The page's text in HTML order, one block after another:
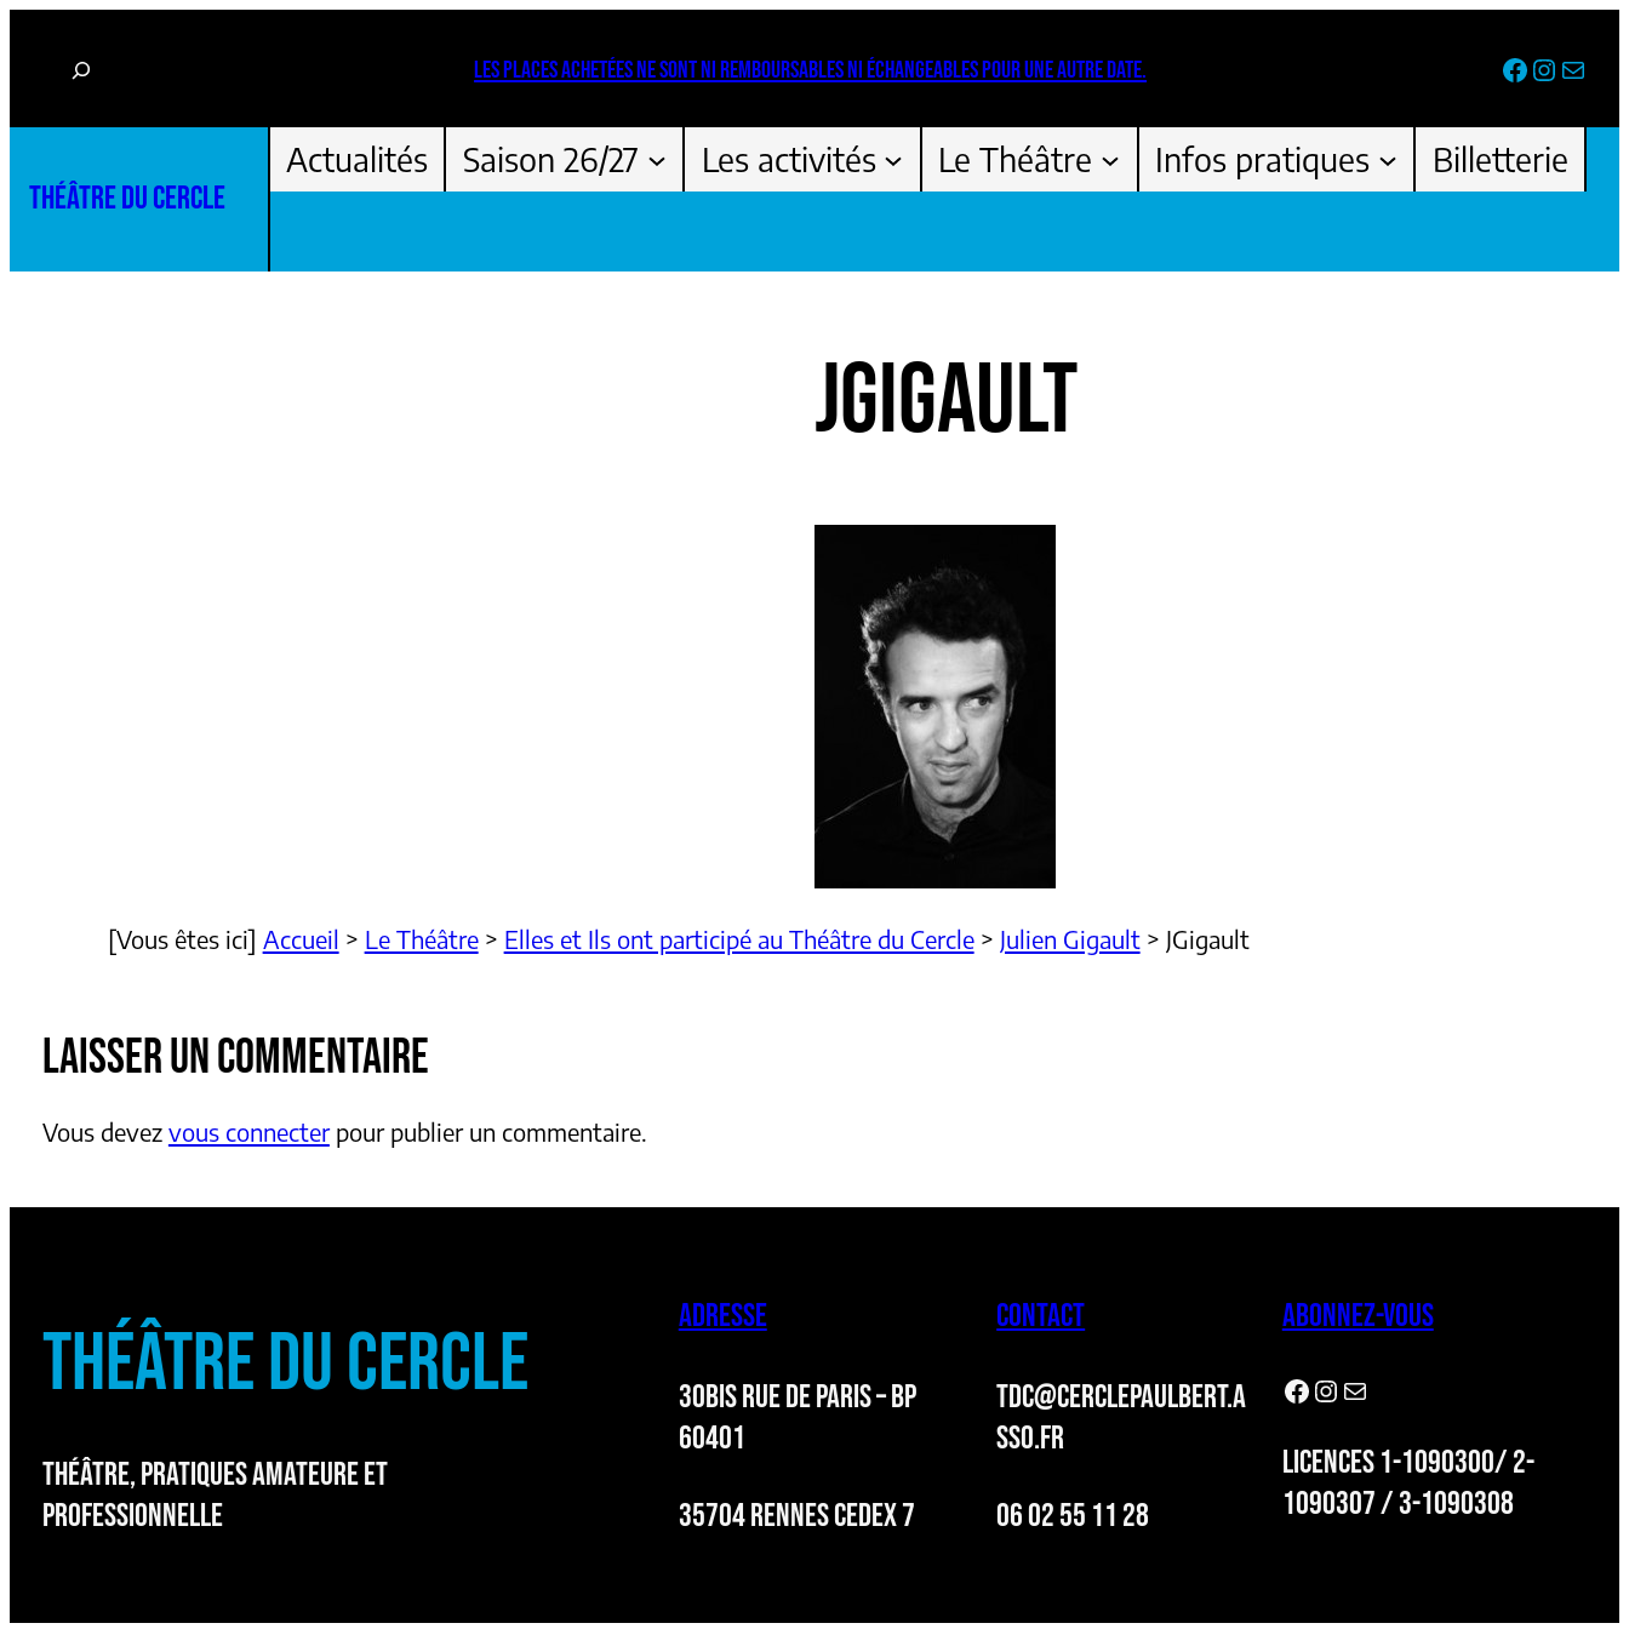
Rechercher LES PLACES ACHETÉES NE SONT NI REMBOURSABLES NI ÉCHANGEABLES POUR UNE AUTRE DATE. Facebook
THÉÂTRE DU CERCLE
Actualités Saison 26/27 Les activités Le Théâtre Infos pratiques Billetterie
JGIGAULT
[Vous êtes ici] Accueil > Le Théâtre> Elles et Ils ont participé au Théâtre du Cercle> Julien Gigault> JGigault
LAISSER UN COMMENTAIRE
Vous devez vous connecterpour publier un commentaire.
THÉÂTRE DU CERCLE
THÉÂTRE, PRATIQUES AMATEURE ET
PROFESSIONNELLE
ADRESSE
30BIS RUE DE PARIS – BP
60401
35704 RENNES CEDEX 7
CONTACT
TDC@CERCLEPAULBERT.A
SSO.FR
06 02 55 11 28
ABONNEZ-VOUS
Facebook Instagram Newsletter
LICENCES 1-1090300/ 2-
1090307 / 3-1090308